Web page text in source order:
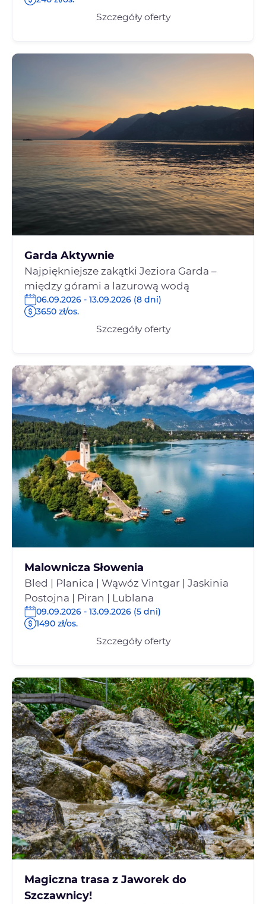
Szczegóły oferty
Garda Aktywnie
Najpiękniejsze zakątki Jeziora Garda –
między górami a lazurową wodą
06.09.2026 - 13.09.2026 (8 dni)
3650 zł/os.
Szczegóły oferty
Malownicza Słowenia
Bled | Planica | Wąwóz Vintgar | Jaskinia
Postojna | Piran | Lublana
09.09.2026 - 13.09.2026 (5 dni)
1490 zł/os.
Szczegóły oferty
Magiczna trasa z Jaworek do
Szczawnicy!